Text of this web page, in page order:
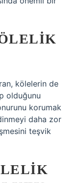
kölelerin de
olduğunu
korumak
daha zor
teşvik